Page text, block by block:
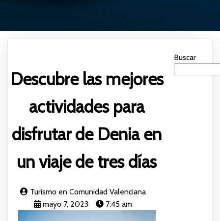
Descubre las mejores
actividades para
disfrutar de Denia en
un viaje de tres días
Turismo en Comunidad Valenciana
mayo 7, 2023
7:45 am
Buscar